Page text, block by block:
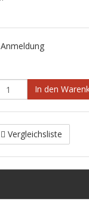
In den
Vergleichsliste